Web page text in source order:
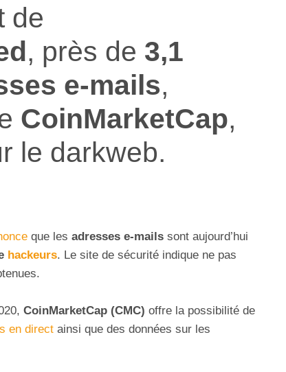
de
, près de 3,1
e-mails,
CoinMarketCap,
le darkweb.
que les adresses e-mails sont aujourd’hui
hackeurs. Le site de sécurité indique ne pas
CoinMarketCap (CMC) offre la possibilité de
en direct ainsi que des données sur les